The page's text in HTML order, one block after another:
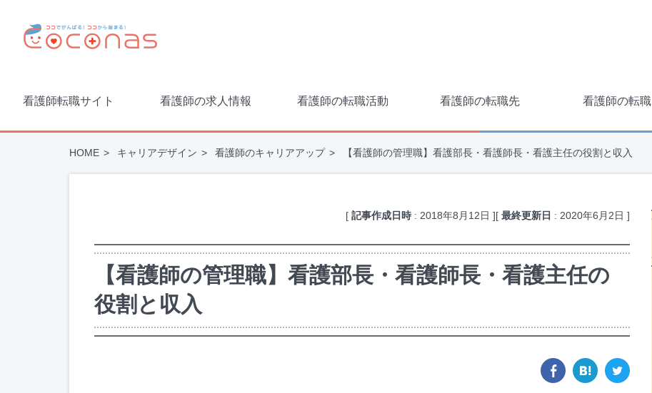
看護師転職サイト 看護師の求人情報 看護師の転職活動 看護師の転職先 看護師の転職
HOME キャリアデザイン 看護師のキャリアアップ 【看護師の管理職】看護部長・看護師長・看護主任の役割と収入
[ 記事作成日時 : 2018年8月12日 ][ 最終更新日 : 2020年6月2日 ]
【看護師の管理職】看護部長・看護師長・看護主任の
役割と収入
facebookhatena